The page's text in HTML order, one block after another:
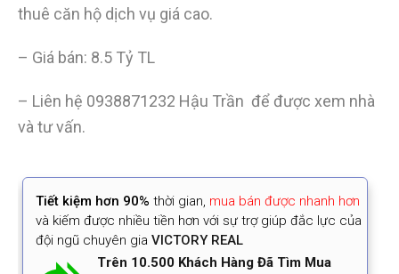
thuê căn hộ dịch vụ giá cao.
– Giá bán: 8.5 Tỷ TL
– Liên hệ 0938871232 Hậu Trần để được xem nhà
và tư vấn.
Tiết kiệm hơn 90% thời gian, mua bán được nhanh hơn
và kiếm được nhiều tiền hơn với sự trợ giúp đắc lực của
đội ngũ chuyên gia VICTORY REAL
Trên 10.500 Khách Hàng Đã Tìm Mua